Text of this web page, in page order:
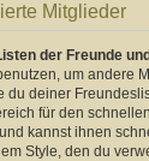
Mitglieder
der Freunde
um andere
du deiner
für den
kannst ihnen
Style, den du